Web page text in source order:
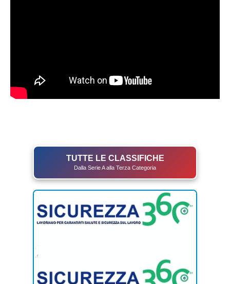
TUTTE LE CLASSIFICHE
Dalla Serie A alla Terza Categoria